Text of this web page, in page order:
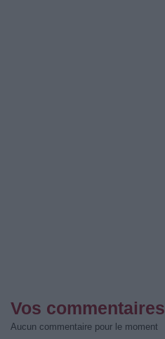
Vos commentaires
Aucun commentaire pour le moment